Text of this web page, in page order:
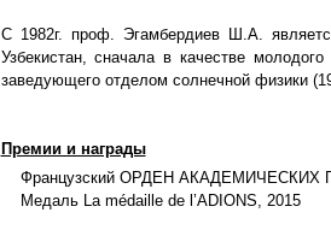
С 1982г. проф. Эгамбердиев Ш.А.
Узбекистан, сначала в качестве
заведующего отделом солнечной физики
Премии и награды
Французский ОРДЕН АКАДЕМИЧЕСКИХ
Медаль La médaille de l’ADIONS, 2015